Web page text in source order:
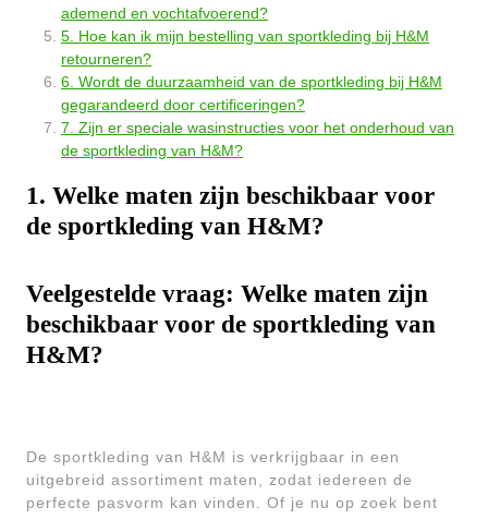
ademend en vochtafvoerend?
5. Hoe kan ik mijn bestelling van sportkleding bij H&M
retourneren?
6. Wordt de duurzaamheid van de sportkleding bij H&M
gegarandeerd door certificeringen?
7. Zijn er speciale wasinstructies voor het onderhoud van
de sportkleding van H&M?
1. Welke maten zijn beschikbaar voor
de sportkleding van H&M?
Veelgestelde vraag: Welke maten zijn
beschikbaar voor de sportkleding van
H&M?
De sportkleding van H&M is verkrijgbaar in een
uitgebreid assortiment maten, zodat iedereen de
perfecte pasvorm kan vinden. Of je nu op zoek bent